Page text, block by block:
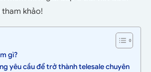
khảo!
gì?
yêu cầu để trở thành telesale chuyên